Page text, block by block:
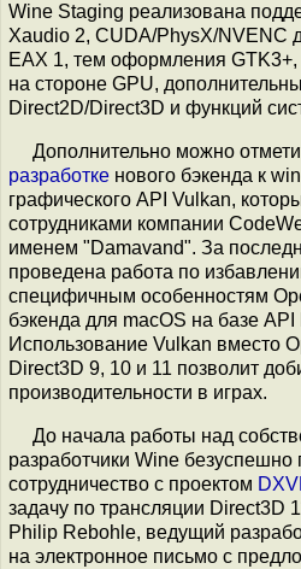
Wine Staging реализована
Xaudio 2, CUDA/PhysX/NVENC
EAX 1, тем оформления
на стороне GPU,
Direct2D/Direct3D и функций
Дополнительно можно
разработке нового бэкенда к
графического API Vulkan,
сотрудниками компании
именем "Damavand". За
проведена работа по
специфичным особенностям
бэкенда для macOS на базе API
Использование Vulkan вместо
Direct3D 9, 10 и 11 позволит
производительности в играх.
До начала работы над
разработчики Wine безуспешно
сотрудничество с проектом
задачу по трансляции Direct3D
Philip Rebohle, ведущий
на электронное письмо с